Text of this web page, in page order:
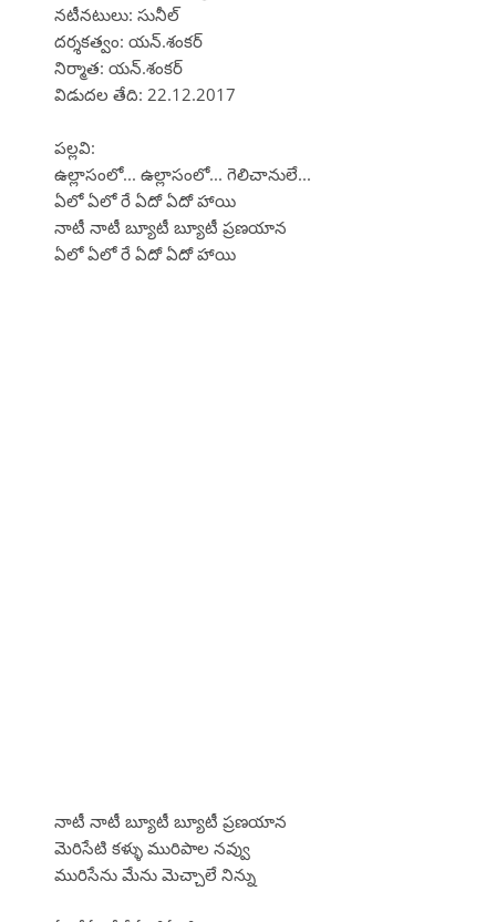
నటీనటులు: సునీల్
దర్శకత్వం: యన్.శంకర్
నిర్మాత: యన్.శంకర్
విడుదల తేది: 22.12.2017
పల్లవి:
ఉల్లాసంలో... ఉల్లాసంలో... గెలిచానులే...
ఏలో ఏలో రే ఏదో ఏదో హాయి
నాటీ నాటీ బ్యూటీ బ్యూటీ ప్రణయాన
ఏలో ఏలో రే ఏదో ఏదో హాయి
నాటీ నాటీ బ్యూటీ బ్యూటీ ప్రణయాన
మెరిసేటి కళ్ళు మురిపాల నవ్వు
మురిసేను మేను మెచ్చాలే నిన్ను